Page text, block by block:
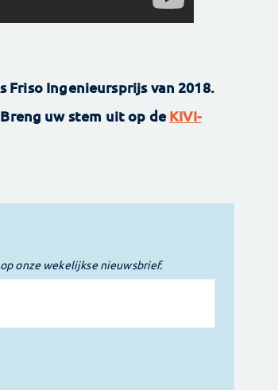
Friso Ingenieursprijs van 2018.
uw stem uit op de KIVI-
onze wekelijkse nieuwsbrief.